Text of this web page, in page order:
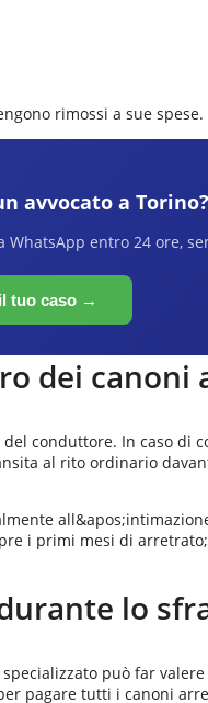
rimossi a sue
avvocato a Torino?
WhatsApp entro 24 ore,
tuo caso →
dei canoni
conduttore. In caso di
al rito ordinario
i primi mesi di
lo
può far
pagare tutti i canoni